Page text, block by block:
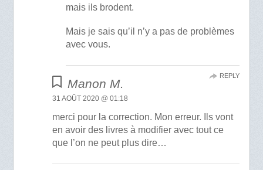
mais ils brodent.
Mais je sais qu’il n’y a pas de problèmes
avec vous.
Manon M.
31 AOÛT 2020 @ 01:18
merci pour la correction. Mon erreur. Ils vont
en avoir des livres à modifier avec tout ce
que l’on ne peut plus dire…
REPLY